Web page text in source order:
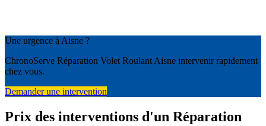
Une urgence à Aisne ?
ChronoServe Réparation Volet Roulant Aisne intervenir rapidement
chez vous.
Demander une intervention
Prix des interventions d'un Réparation